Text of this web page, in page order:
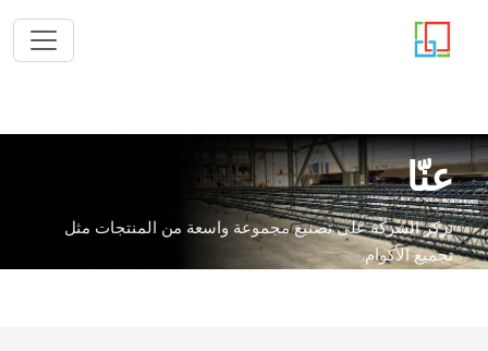
عنّا
تركز الشركة على تصنيع مجموعة واسعة من المنتجات مثل
تجميع الأكوام.